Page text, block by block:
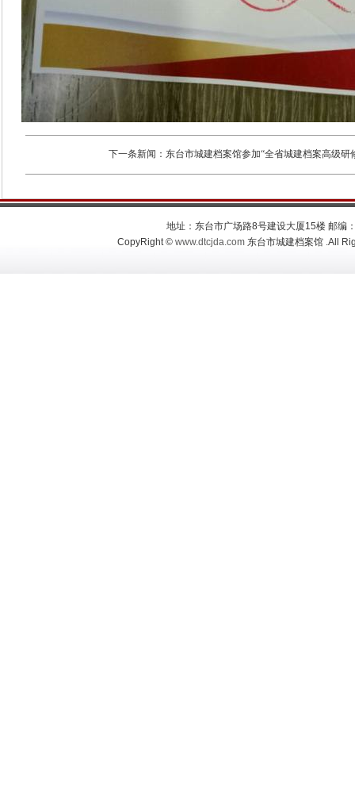
下一条新闻： 东台市城建档案馆参加“全省城建档案高级研
地址：东台市广场路8号建设大厦15楼 邮
CopyRight © www.dtcjda.com 东台市城建档案馆 .All